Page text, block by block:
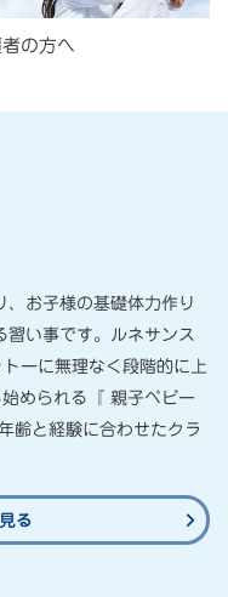
の方へ
、お⼦様の基礎体⼒作り
習い事です。ルネサンス
ーに無理なく段階的に上
められる『 親⼦ベビー
齢と経験に合わせたクラ
る